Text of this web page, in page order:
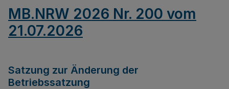
MB.NRW 2026 Nr. 200 vom
21.07.2026
Satzung zur Änderung der
Betriebssatzung